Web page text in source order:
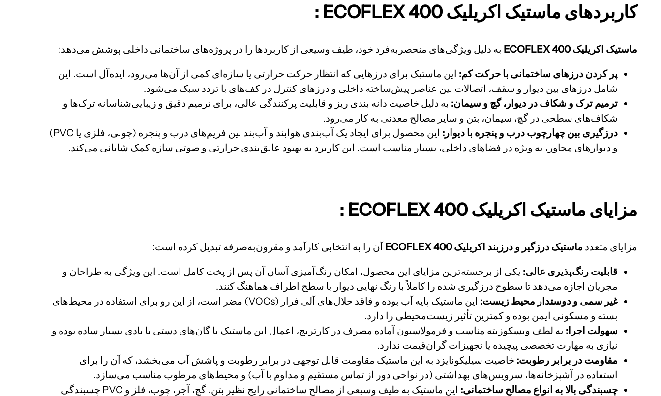
کاربردهای ماستیک اکریلیک ECOFLEX 400 :
ماستیک اکریلیک ECOFLEX 400 به دلیل ویژگی‌های منحصربه‌فرد خود، طیف وسیعی از کاربردها را در پروژه‌های ساختمانی داخلی پوشش می‌دهد:
پر کردن درزهای ساختمانی با حرکت کم: این ماستیک برای درزهایی که انتظار حرکت حرارتی یا سازه‌ای کمی از آن‌ها می‌رود، ایده‌آل است. این
شامل درزهای بین دیوار و سقف، اتصالات بین عناصر پیش‌ساخته داخلی و درزهای کنترل در کف‌های با تردد سبک می‌شود.
ترمیم ترک و شکاف در دیوار، گچ و سیمان: به دلیل خاصیت دانه بندی ریز و قابلیت پرکنندگی عالی، برای ترمیم دقیق و زیبایی‌شناسانه ترک‌ها و
شکاف‌های سطحی در گچ، سیمان، بتن و سایر مصالح معدنی به کار می‌رود.
درزگیری بین چهارچوب درب و پنجره با دیوار:
این محصول برای ایجاد یک آب‌بندی هوابند و آب‌بند بین فریم‌های درب و پنجره (چوبی، فلزی یا PVC)
و دیوارهای مجاور، به ویژه در فضاهای داخلی، بسیار مناسب است. این کاربرد به بهبود عایق‌بندی حرارتی و صوتی سازه کمک شایانی می‌کند.
مزایای ماستیک اکریلیک ECOFLEX 400 :
مزایای متعدد ماستیک درزگیر و درزبند اکریلیک ECOFLEX 400 آن را به انتخابی کارآمد و مقرون‌به‌صرفه تبدیل کرده است:
قابلیت رنگ‌پذیری عالی: یکی از برجسته‌ترین مزایای این محصول، امکان رنگ‌آمیزی آسان آن پس از پخت کامل است. این ویژگی به طراحان و
مجریان اجازه می‌دهد تا سطوح درزگیری شده را کاملاً با رنگ نهایی دیوار یا سطح اطراف هماهنگ کنند.
غیر سمی و دوستدار محیط زیست:
این ماستیک پایه آب بوده و فاقد حلال‌های آلی فرار (VOCs) مضر است، از این رو برای استفاده در محیط‌های
بسته و مسکونی ایمن بوده و کمترین تأثیر زیست‌محیطی را دارد.
سهولت اجرا: به لطف ویسکوزیته مناسب و فرمولاسیون آماده مصرف در کارتریج، اعمال این ماستیک با گان‌های دستی یا بادی بسیار ساده بوده و
نیازی به مهارت تخصصی پیچیده یا تجهیزات گران‌قیمت ندارد.
مقاومت در برابر رطوبت: خاصیت سیلیکونایزد به این ماستیک مقاومت قابل توجهی در برابر رطوبت و پاشش آب می‌بخشد، که آن را برای
استفاده در آشپزخانه‌ها، سرویس‌های بهداشتی (در نواحی دور از تماس مستقیم و مداوم با آب) و محیط‌های مرطوب مناسب می‌سازد.
چسبندگی بالا به انواع مصالح ساختمانی:
این ماستیک به طیف وسیعی از مصالح ساختمانی رایج نظیر بتن، گچ، آجر، چوب، فلز و PVC چسبندگی